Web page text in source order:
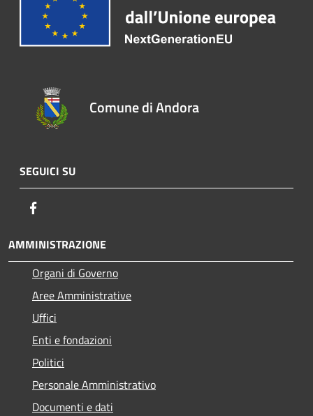
Comune di Andora
SEGUICI SU
AMMINISTRAZIONE
Organi di Governo
Aree Amministrative
Uffici
Enti e fondazioni
Politici
Personale Amministrativo
Documenti e dati